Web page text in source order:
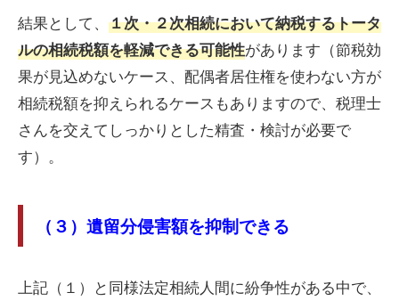
結果として、 １次・２次相続において納税するトータ
ルの相続税額を軽減できる可能性があります（節税効
果が見込めないケース、配偶者居住権を使わない方が
相続税額を抑えられるケースもありますので、税理士
さんを交えてしっかりとした精査・検討が必要で
す）。
（３）遺留分侵害額を抑制できる
上記（１）と同様法定相続人間に紛争性がある中で、